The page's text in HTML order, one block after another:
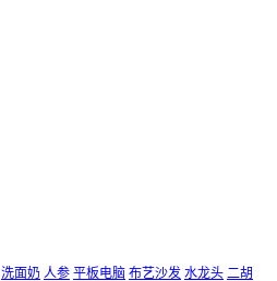
洗面奶 人参 平板电脑 布艺沙发 水龙头 二胡